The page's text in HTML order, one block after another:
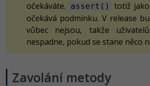
očekáváte.
assert()
totiž
očekává podmínku. V release
vůbec nejsou, takže
nespadne, pokud se stane něco
Zavolání metody